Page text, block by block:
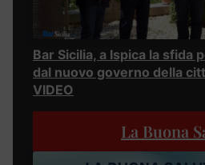
Bar Sicilia, a Ispica la sfida
dal nuovo governo della
VIDEO
La Buona